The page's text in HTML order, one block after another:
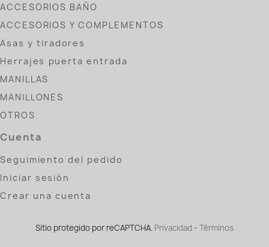
ACCESORIOS BAÑO
ACCESORIOS Y COMPLEMENTOS
Asas y tiradores
Herrajes puerta entrada
MANILLAS
MANILLONES
OTROS
Cuenta
Seguimiento del pedido
Iniciar sesión
Crear una cuenta
Sitio protegido por reCAPTCHA. Privacidad - Términos